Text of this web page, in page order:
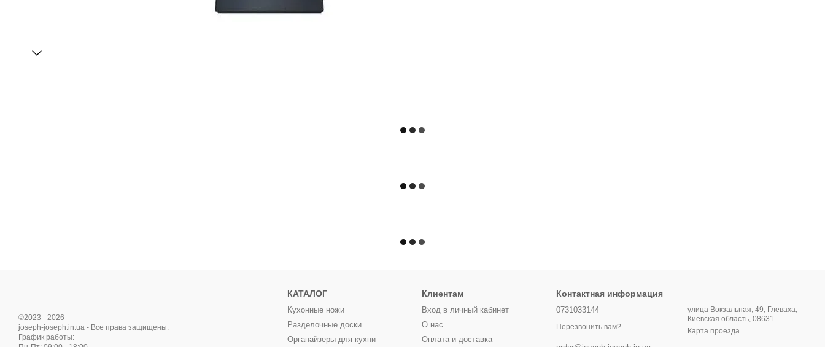
©2023 - 2026
joseph-joseph.in.ua - Все права защищены.
График работы:
КАТАЛОГ
Кухонные ножи
Разделочные доски
Органайзеры для кухни
Клиентам
Вход в личный кабинет
О нас
Оплата и доставка
Контактная информация
0731033144
Перезвонить вам?
улица Вокзальная, 49, Глеваха,
Киевская область, 08631
Карта проезда